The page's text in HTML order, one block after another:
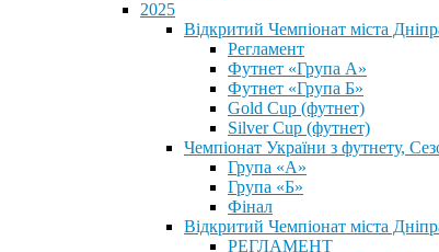
2025
Відкритий Чемпіонат міста
Регламент
Футнет «Група А»
Футнет «Група Б»
Gold Cup (футнет)
Silver Cup (футнет)
Чемпіонат України з футнету,
Група «А»
Група «Б»
Фінал
Відкритий Чемпіонат міста
РЕГЛАМЕНТ